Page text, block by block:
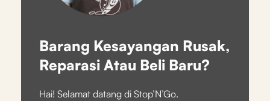
Barang Kesayangan Rusak,
Reparasi Atau Beli Baru?
Hai! Selamat datang di Stop’N’Go.